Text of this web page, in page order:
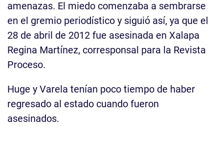
amenazas. El miedo comenzaba a sembrarse
en el gremio periodístico y siguió así, ya que el
28 de abril de 2012 fue asesinada en Xalapa
Regina Martínez, corresponsal para la Revista
Proceso.
Huge y Varela tenían poco tiempo de haber
regresado al estado cuando fueron
asesinados.